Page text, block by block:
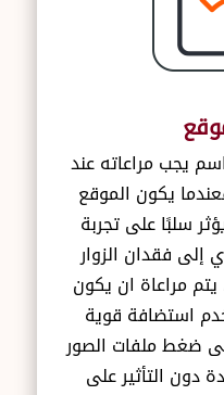
يجب مراعاته عند
يكون الموقع
سلبًا على تجربة
فقدان الزوار
يتم مراعاة ان يكون
استضافة قوية
ضغط ملفات الصور
دون التأثير على